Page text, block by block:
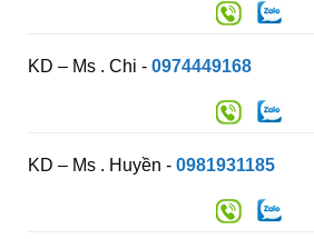
KD – Ms . Chi - 0974449168
KD – Ms . Huyền - 0981931185